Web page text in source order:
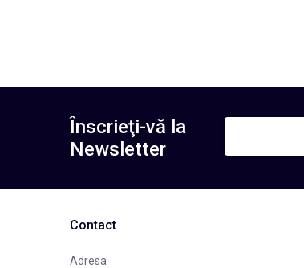
Înscrieţi-vă la
Newsletter
Contact
Adresa